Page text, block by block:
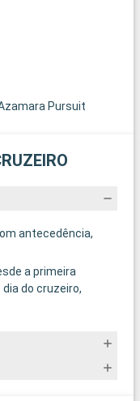
Pursuit
antecedência,
a primeira
do cruzeiro,